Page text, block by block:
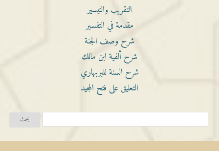
التقريب والتيسير
مقدمة في التفسير
شرح وصف الجنة
شرح ألفية ابن مالك
شرح السنة للبربهاري
التعليق على فتح المجيد